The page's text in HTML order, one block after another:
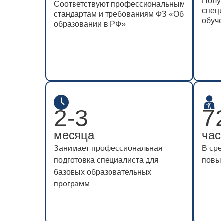
Соответствуют профессиональным
стандартам и требованиям ФЗ «Об
образовании в РФ»
Соответствуют профессиональным
стандартам и требованиям ФЗ «Об
образовании в РФ»
2-3
месяца
Занимает профессиональная
подготовка специалиста для
базовых образовательных
программ
2-3
месяца
Занимает профессиональная
подготовка специалиста для
базовых образовательных
программ
В
В